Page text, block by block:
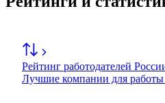
Рейтинг работодателей
Лучшие компании для